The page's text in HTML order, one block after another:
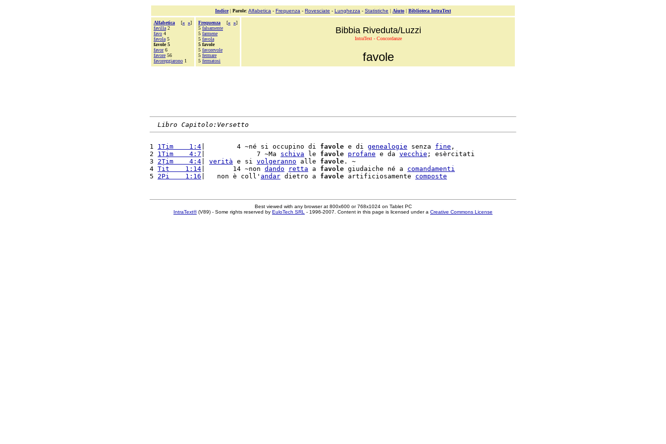
Indice| Parole: Alfabetica - Frequenza - Rovesciate - Lunghezza - Statistiche | Aiuto | Biblioteca IntraText
Alfabetica [« »]
favilla 2
favo 4
favola 5
favole 5
favor6
favore 56
favoreggiarono 1
Frequenza [« »]
5 falsamente
5 farmene
5 favola
5 favole
5 favorevole
5 fermare
5 fermatosi
Bibbia Riveduta/Luzzi
IntraText - Concordanze
favole
Libro Capitolo:Versetto
1 1Tim    1:4 |        4 ~né si occupino di favole e di genealogie senza fine ,
2 1Tim    4:7 |             7 ~Ma schiva le favole profane e da vecchie ; esèrcitati
3 2Tim    4:4 verità e si volgeranno alle favole . ~
4 Tit    1:14 |       14 ~non dando retta a favole giudaiche né a comandamenti
5 2Pi    1:16 |   non è coll' andar dietro a favole artificiosamente composte
Best viewed with any browser at 800x600 or 768x1024 on Tablet PC
IntraText®(V89) - Some rights reserved by EuloTech SRL - 1996-2007. Content in this page is licensed under a Creative Commons License